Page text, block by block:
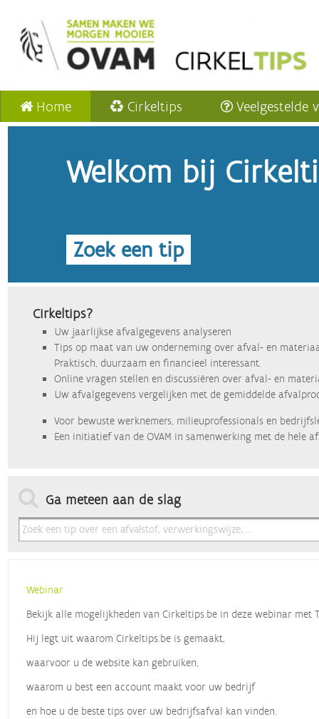
Home Cirkeltips Veelgestelde
Welkom bij
Zoek een tip
Cirkeltips?
Uw jaarlijkse afvalgegevens analyseren
Tips op maat van uw onderneming over afval- en
Praktisch, duurzaam en financieel interessant.
Online vragen stellen en discussiëren over afval- en
Uw afvalgegevens vergelijken met de gemiddelde
Voor bewuste werknemers, milieuprofessionals en
Een initiatief van de OVAM in samenwerking met de hele
Ga meteen aan de slag
Webinar
Bekijk alle mogelijkheden van Cirkeltips.be in deze webinar met
Hij legt uit waarom Cirkeltips.be is gemaakt,
waarvoor u de website kan gebruiken,
waarom u best een account maakt voor uw bedrijf
en hoe u de beste tips over uw bedrijfsafval kan vinden.